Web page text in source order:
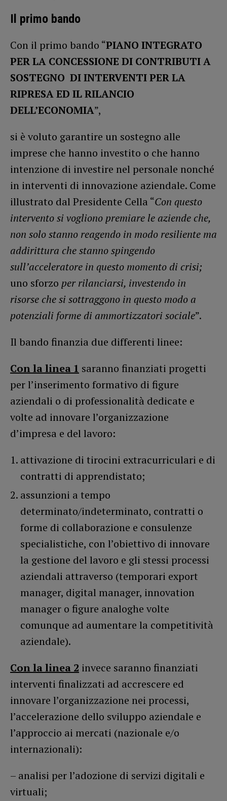
Il primo bando
Con il primo bando “PIANO INTEGRATO
PER LA CONCESSIONE DI CONTRIBUTI A
SOSTEGNO DI INTERVENTI PER LA
RIPRESA ED IL RILANCIO
DELL’ECONOMIA”,
si è voluto garantire un sostegno alle
imprese che hanno investito o che hanno
intenzione di investire nel personale nonché
in interventi di innovazione aziendale. Come
illustrato dal Presidente Cella “Con questo
intervento si vogliono premiare le aziende che,
non solo stanno reagendo in modo resiliente ma
addirittura che stanno spingendo
sull’acceleratore in questo momento di crisi;
uno sforzo per rilanciarsi, investendo in
risorse che si sottraggono in questo modo a
potenziali forme di ammortizzatori sociale”.
Il bando finanzia due differenti linee:
Con la linea 1 saranno finanziati progetti
per l’inserimento formativo di figure
aziendali o di professionalità dedicate e
volte ad innovare l’organizzazione
d’impresa e del lavoro:
attivazione di tirocini extracurriculari e di
contratti di apprendistato;
assunzioni a tempo
determinato/indeterminato, contratti o
forme di collaborazione e consulenze
specialistiche, con l’obiettivo di innovare
la gestione del lavoro e gli stessi processi
aziendali attraverso (temporari export
manager, digital manager, innovation
manager o figure analoghe volte
comunque ad aumentare la competitività
aziendale).
Con la linea 2 invece saranno finanziati
interventi finalizzati ad accrescere ed
innovare l’organizzazione nei processi,
l’accelerazione dello sviluppo aziendale e
l’approccio ai mercati (nazionale e/o
internazionali):
– analisi per l’adozione di servizi digitali e
virtuali;